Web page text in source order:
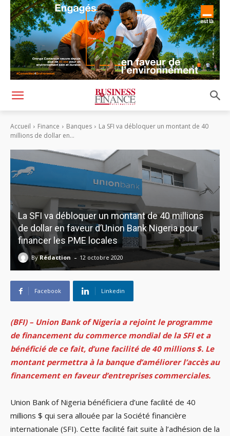
Accueil Finance Banques
La SFI va débloquer un montant de 40
millions de dollar en...
La SFI va débloquer un montant de 40 millions
de dollar en faveur d’Union Bank Nigeria pour
financer les PME locales
By Rédaction - 12 octobre 2020
Facebook Linkedin
(BFI) – Union Bank of Nigeria a rejoint le programme
de financement du commerce mondial de la SFI et a
bénéficié de ce fait, d’une facilité de 40 millions $. Le
montant permettra à la banque d’améliorer l’accès au
financement en faveur d’entreprises commerciales.
Union Bank of Nigeria bénéficiera d’une facilité de 40
millions $ qui sera allouée par la Société financière
internationale (SFI). Cette facilité fait suite à l’adhésion de la